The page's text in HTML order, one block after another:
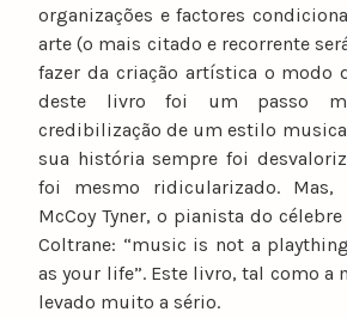
organizações e factores
arte (o mais citado e recorrente
fazer da criação artística o modo
deste livro foi um passo
credibilização de um estilo
sua história sempre foi
foi mesmo ridicularizado. Mas,
McCoy Tyner, o pianista do
Coltrane: “music is not a
as your life”. Este livro, tal como a
levado muito a sério.